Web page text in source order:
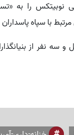
نوبیتکس را به
با سپاه
و سه نفر از